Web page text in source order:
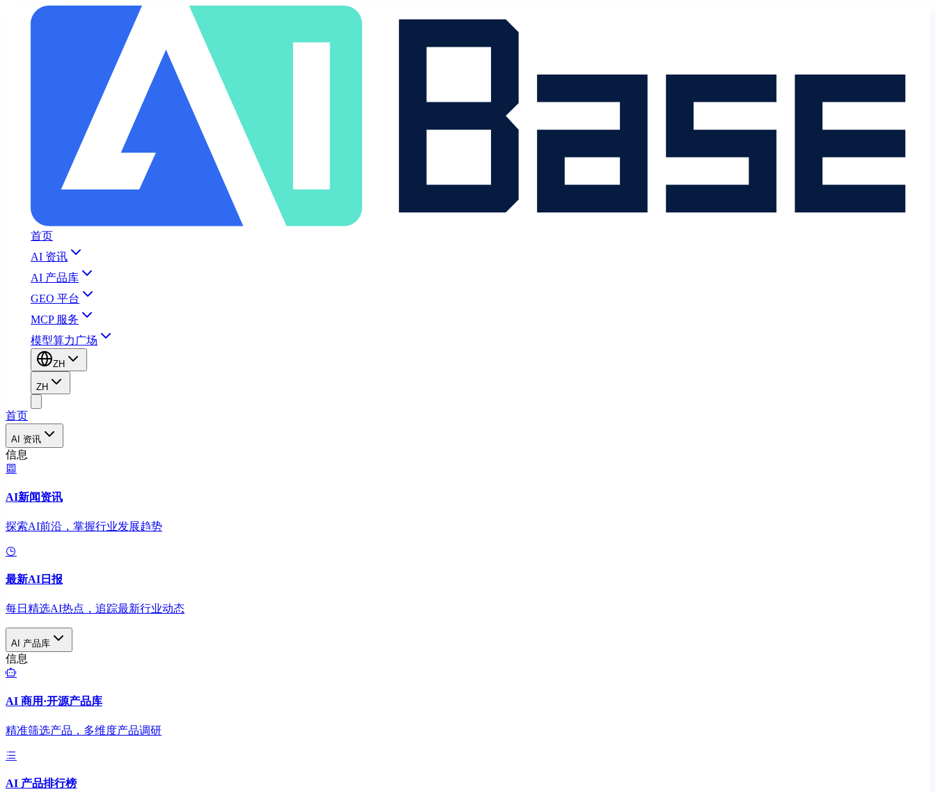
首页
AI 资讯
AI 产品库
GEO 平台
MCP 服务
模型算力广场
ZH
ZH
首页
AI 资讯
信息
AI新闻资讯
探索AI前沿，掌握行业发展趋势
最新AI日报
每日精选AI热点，追踪最新行业动态
AI 产品库
信息
AI 商用·开源产品库
精准筛选产品，多维度产品调研
AI 产品排行榜